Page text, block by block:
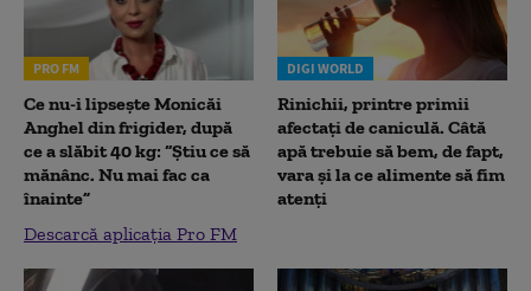
PRO FM
Ce nu-i lipsește Monicăi
Anghel din frigider, după
ce a slăbit 40 kg: “Știu ce să
mănânc. Nu mai fac ca
înainte”
Descarcă aplicația Pro FM
DIGI WORLD
Rinichii, printre primii
afectați de caniculă. Câtă
apă trebuie să bem, de fapt,
vara și la ce alimente să fim
atenți